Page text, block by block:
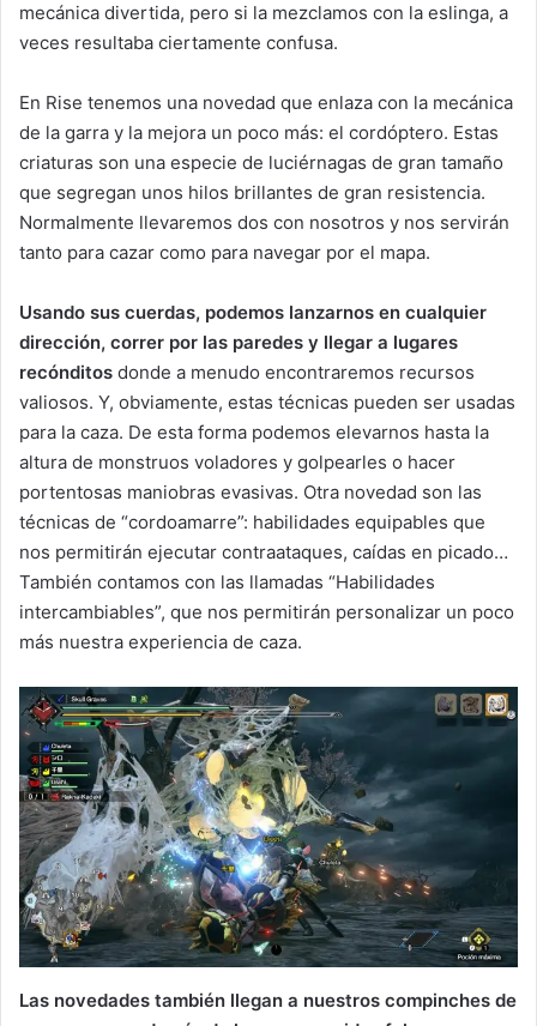
mecánica divertida, pero si la mezclamos con la eslinga, a
veces resultaba ciertamente confusa.
En Rise tenemos una novedad que enlaza con la mecánica
de la garra y la mejora un poco más: el cordóptero. Estas
criaturas son una especie de luciérnagas de gran tamaño
que segregan unos hilos brillantes de gran resistencia.
Normalmente llevaremos dos con nosotros y nos servirán
tanto para cazar como para navegar por el mapa.
Usando sus cuerdas, podemos lanzarnos en cualquier
dirección, correr por las paredes y llegar a lugares
recónditos donde a menudo encontraremos recursos
valiosos. Y, obviamente, estas técnicas pueden ser usadas
para la caza. De esta forma podemos elevarnos hasta la
altura de monstruos voladores y golpearles o hacer
portentosas maniobras evasivas. Otra novedad son las
técnicas de “cordoamarre”: habilidades equipables que
nos permitirán ejecutar contraataques, caídas en picado…
También contamos con las llamadas “Habilidades
intercambiables”, que nos permitirán personalizar un poco
más nuestra experiencia de caza.
Las novedades también llegan a nuestros compinches de